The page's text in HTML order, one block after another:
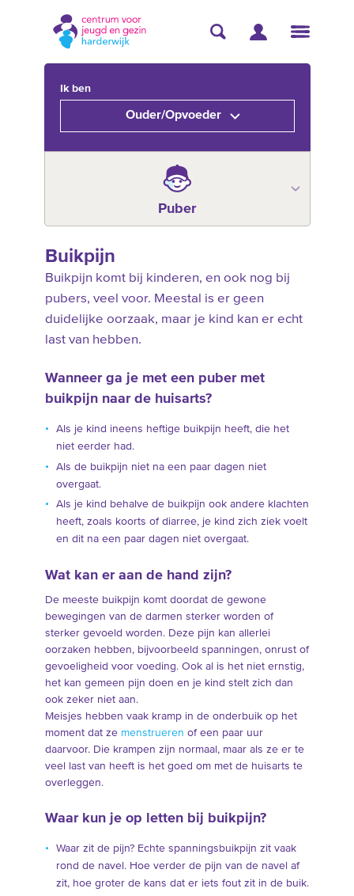
Ik ben
Ouder/Opvoeder
Puber
Buikpijn
Buikpijn komt bij kinderen, en ook nog bij
pubers, veel voor. Meestal is er geen
duidelijke oorzaak, maar je kind kan er echt
last van hebben.
Wanneer ga je met een puber met
buikpijn naar de huisarts?
Als je kind ineens heftige buikpijn heeft, die het
niet eerder had.
Als de buikpijn niet na een paar dagen niet
overgaat.
Als je kind behalve de buikpijn ook andere klachten
heeft, zoals koorts of diarree, je kind zich ziek voelt
en dit na een paar dagen niet overgaat.
Wat kan er aan de hand zijn?
De meeste buikpijn komt doordat de gewone
bewegingen van de darmen sterker worden of
sterker gevoeld worden. Deze pijn kan allerlei
oorzaken hebben, bijvoorbeeld spanningen, onrust of
gevoeligheid voor voeding. Ook al is het niet ernstig,
het kan gemeen pijn doen en je kind stelt zich dan
ook zeker niet aan.
Meisjes hebben vaak kramp in de onderbuik op het
moment dat ze menstrueren of een paar uur
daarvoor. Die krampen zijn normaal, maar als ze er te
veel last van heeft is het goed om met de huisarts te
overleggen.
Waar kun je op letten bij buikpijn?
Waar zit de pijn? Echte spanningsbuikpijn zit vaak
rond de navel. Hoe verder de pijn van de navel af
zit, hoe groter de kans dat er iets fout zit in de buik.